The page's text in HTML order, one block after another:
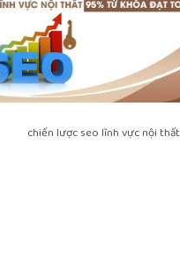
chiến lược seo lĩnh vực nội thất